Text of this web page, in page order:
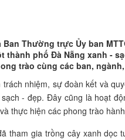
Thường trực Ủy ban
phố Đà Nẵng xanh -
trào cùng các ban,
nhiệm, sự đoàn kết và
- đẹp. Đây cũng là hoạt
thực hiện các phong trào
tham gia trồng cây xanh